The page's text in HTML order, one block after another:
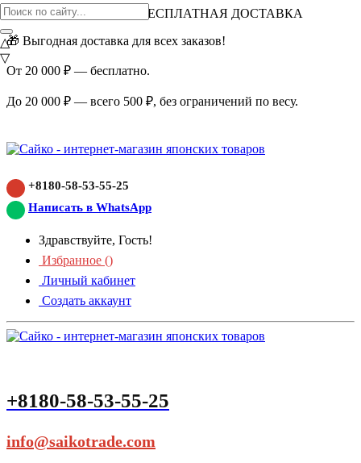
ВНИМАНИЕ АКЦИЯ!
БЕСПЛАТНАЯ ДОСТАВКА
🎁 Выгодная доставка для всех заказов!
От 20 000 ₽ — бесплатно.
До 20 000 ₽ — всего 500 ₽, без ограничений по весу.
+8180-58-53-55-25
Написать в WhatsApp
Здравствуйте, Гость!
Избранное ()
Личный кабинет
Создать аккаунт
+8180-58-53-55-25
info@saikotrade.com
△
▽